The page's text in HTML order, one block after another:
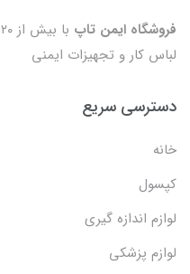
فروشگاه ایمن تاپ
لباس کار و تجهیزات ایمنی
دسترسی سریع
خانه
کپسول
لوازم اندازه گیری
لوازم پزشکی